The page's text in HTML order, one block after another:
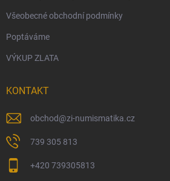
Všeobecné obchodní podmínky
Poptáváme
VÝKUP ZLATA
KONTAKT
obchod@zi-numismatika.cz
739 305 813
+420 739305813